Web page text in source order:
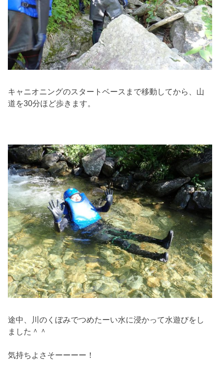
キャニオニングのスタートベースまで移動してから、山
道を30分ほど歩きます。
途中、川のくぼみでつめたーい水に浸かって水遊びをし
ました＾＾
気持ちよさそーーーー！